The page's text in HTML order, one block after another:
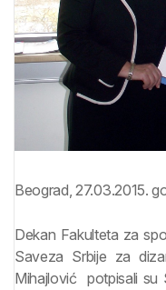
Beograd, 27.03.2015.
Dekan Fakulteta za
Saveza Srbije za
Mihajlović potpisali su